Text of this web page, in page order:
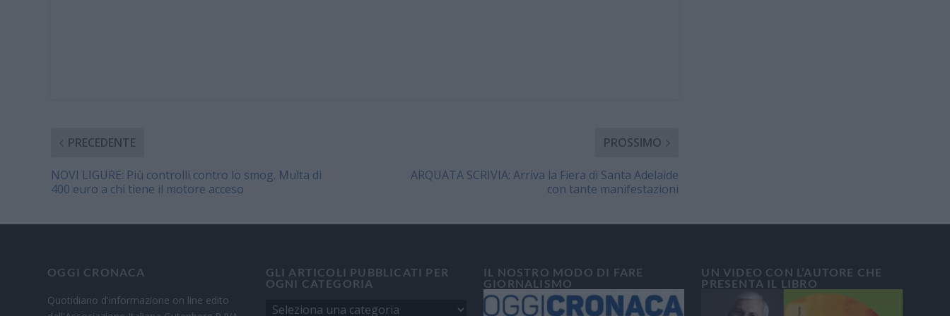
PRECEDENTE
NOVI LIGURE: Più controlli contro lo smog. Multa di
400 euro a chi tiene il motore acceso
PROSSIMO
ARQUATA SCRIVIA: Arriva la Fiera di Santa Adelaide
con tante manifestazioni
OGGI CRONACA
Quotidiano d'informazione on line edito
GLI ARTICOLI PUBBLICATI PER
OGNI CATEGORIA
IL NOSTRO MODO DI FARE
GIORNALISMO
UN VIDEO CON L’AUTORE CHE
PRESENTA IL LIBRO